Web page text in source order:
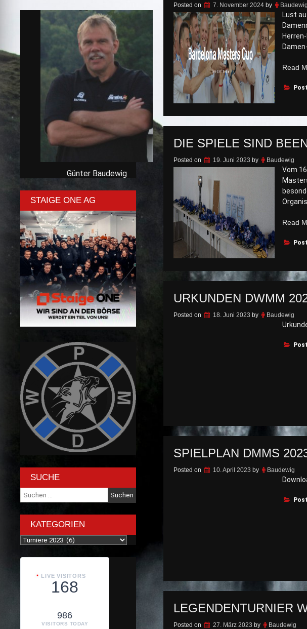
Posted on 7. November 2024by Baudewig
Lust
Read
DIE SPIELE SIND
Posted on 19. Juni 2023 by Baudewig
Vom
Read
URKUNDEN DWMM
Posted on 18. Juni 2023 by Baudewig
SPIELPLAN DMMS
Posted on 10. April 2023 by Baudewig
LEGENDENTURNIER
Posted on 27. März 2023 by Baudewig
Günter Baudewig
STAIGE ONE AG
SUCHE
Suche
nach:
KATEGORIEN
Kategorien
LIVE VISITORS
168
986
VISITORS TODAY